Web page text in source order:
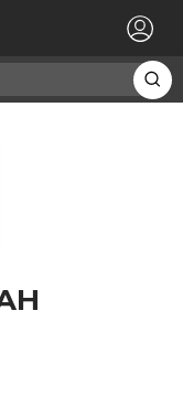
×
productos en tu